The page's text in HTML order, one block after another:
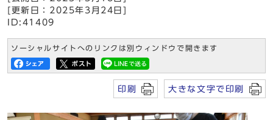
[更新日：2025年3月24日]
ID:41409
ソーシャルサイトへのリンクは別ウィンドウで開きます
印刷 大きな文字で印刷